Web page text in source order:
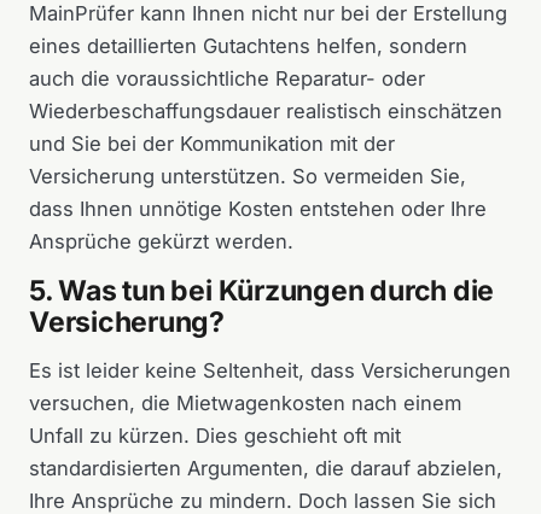
MainPrüfer kann Ihnen nicht nur bei der Erstellung
eines detaillierten Gutachtens helfen, sondern
auch die voraussichtliche Reparatur- oder
Wiederbeschaffungsdauer realistisch einschätzen
und Sie bei der Kommunikation mit der
Versicherung unterstützen. So vermeiden Sie,
dass Ihnen unnötige Kosten entstehen oder Ihre
Ansprüche gekürzt werden.
5. Was tun bei Kürzungen durch die
Versicherung?
Es ist leider keine Seltenheit, dass Versicherungen
versuchen, die Mietwagenkosten nach einem
Unfall zu kürzen. Dies geschieht oft mit
standardisierten Argumenten, die darauf abzielen,
Ihre Ansprüche zu mindern. Doch lassen Sie sich